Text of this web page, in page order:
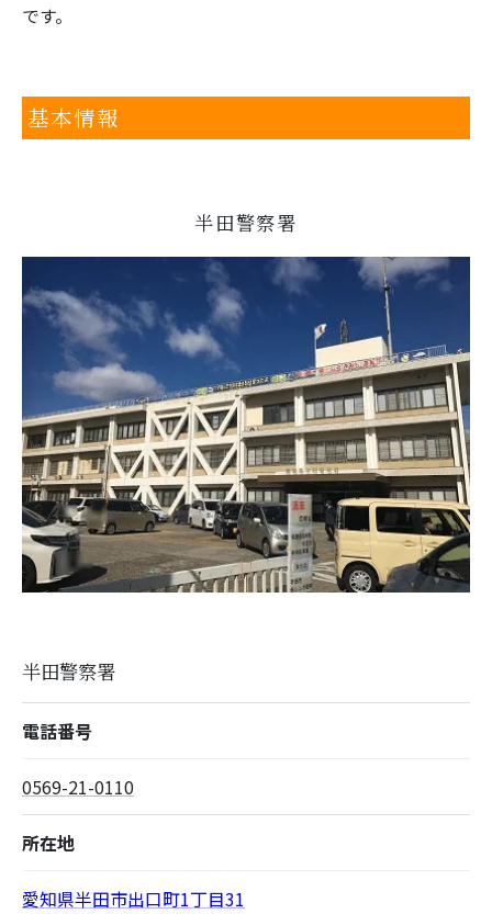
です。
基本情報
半田警察署
半田警察署
電話番号
0569-21-0110
所在地
愛知県半田市出口町1丁目31